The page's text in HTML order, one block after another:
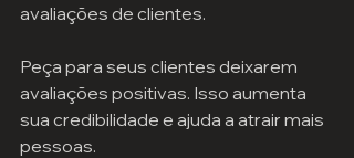
avaliações de clientes.
Peça para seus clientes deixarem
avaliações positivas. Isso aumenta
sua credibilidade e ajuda a atrair mais
pessoas.